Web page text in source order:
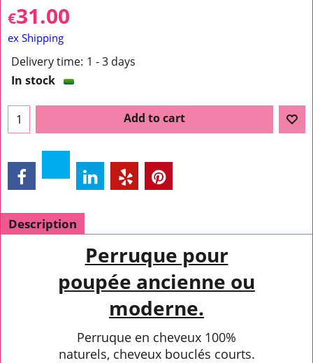
€31.00
ex Shipping
Delivery time: 1 - 3 days
In stock
Add to cart
Description
Perruque pour
poupée ancienne ou
moderne.
Perruque en cheveux 100%
naturels, cheveux bouclés courts.